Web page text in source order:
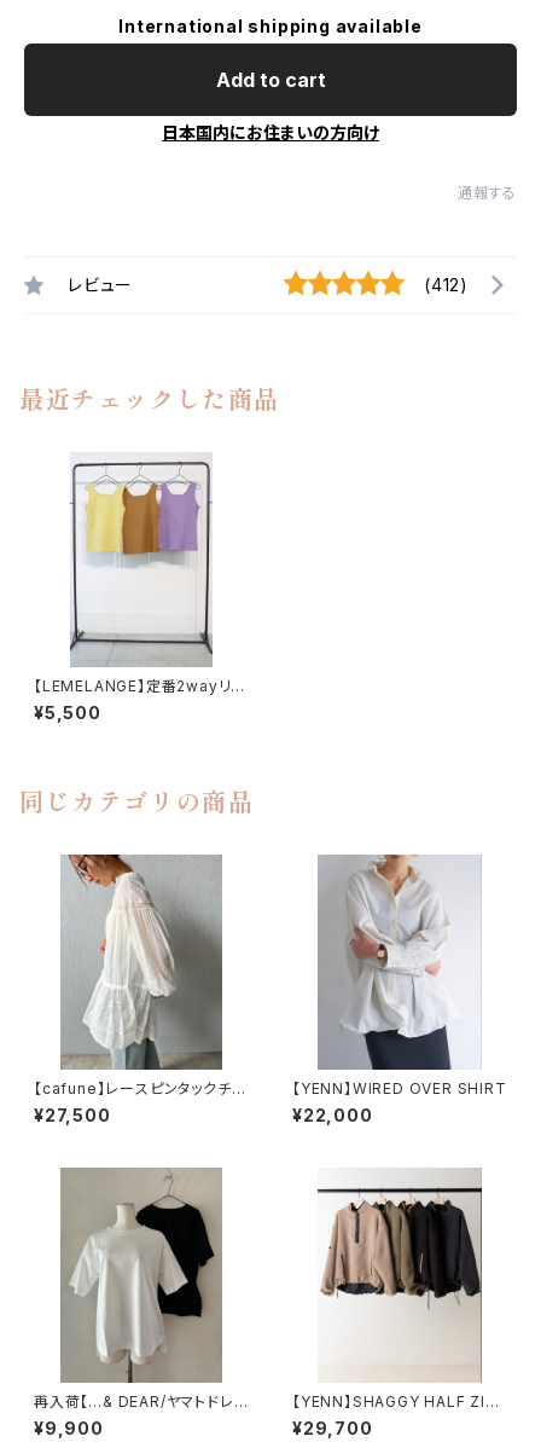
International shipping available
Add to cart
日本国内にお住まいの方向け
通報する
レビュー (412)
最近チェックした商品
【LEMELANGE】定番2wayリブ
タンクトップ
¥5,500
同じカテゴリの商品
【cafune】レースピンタックチュ
ニックブラウス
¥27,500
【YENN】WIRED OVER SHIRT
¥22,000
再入荷【…& DEAR/ヤマトドレ
ス】スーピマコットンTシャツ R
-1629
¥9,900
【YENN】SHAGGY HALF ZIP
JK
¥29,700